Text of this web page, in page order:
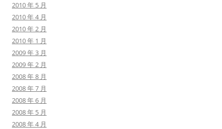
2010 年 5 月
2010 年 4 月
2010 年 2 月
2010 年 1 月
2009 年 3 月
2009 年 2 月
2008 年 8 月
2008 年 7 月
2008 年 6 月
2008 年 5 月
2008 年 4 月